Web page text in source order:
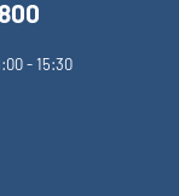
- 15:30